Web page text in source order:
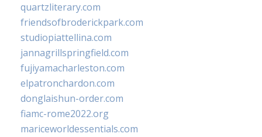
quartzliterary.com
friendsofbroderickpark.com
studiopiattellina.com
jannagrillspringfield.com
fujiyamacharleston.com
elpatronchardon.com
donglaishun-order.com
fiamc-rome2022.org
mariceworldessentials.com